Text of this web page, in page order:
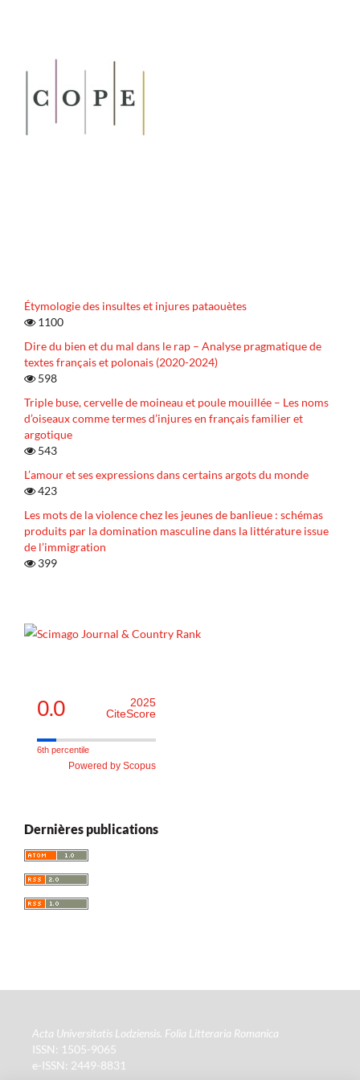
Étymologie des insultes et injures pataouètes
1100
Dire du bien et du mal dans le rap – Analyse pragmatique de
textes français et polonais (2020-2024)
598
Triple buse, cervelle de moineau et poule mouillée – Les noms
d’oiseaux comme termes d’injures en français familier et
argotique
543
L’amour et ses expressions dans certains argots du monde
423
Les mots de la violence chez les jeunes de banlieue : schémas
produits par la domination masculine dans la littérature issue
de l’immigration
399
0.0
2025
CiteScore
6th percentile
Powered by Scopus
Dernières publications
Acta Universitatis Lodziensis. Folia Litteraria Romanica
ISSN: 1505-9065
e-ISSN: 2449-8831